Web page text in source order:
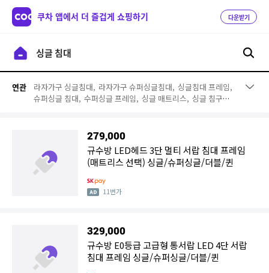
쿠차 앱에서 더 즐겁게 쇼핑하기 다운받기
연관 라자가구 싱글침대, 라자가구 슈퍼싱글침대, 싱글침대 프레임,
슈퍼싱글 침대, 수퍼싱글 프레임, 싱글 매트리스, 싱글 침구세
공주침대, 이층 침대,
279,000
규수방 LED헤드 3단 멀티 서랍 침대 프레임
(매트리스 선택) 싱글/슈퍼싱글/더블/퀸
11번가
329,000
규수방 E0등급 고급형 통서랍 LED 4단 서랍
침대 프레임 싱글/슈퍼싱글/더블/퀸